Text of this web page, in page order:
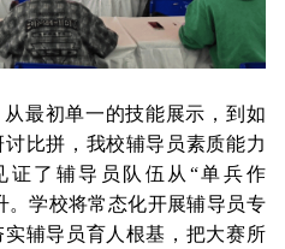
最初单一的技能展示，到如
比拼，我校辅导员素质能力
证了辅导员队伍从“单兵作
。学校将常态化开展辅导员专
辅导员育人根基，把大赛所